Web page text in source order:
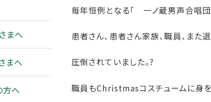
毎年恒例となる「 一ノ蔵男声合唱団
患者さん、患者さん家族、職員、ま
圧倒されていました。?
職員もChristmasコスチュームに身
まへ
まへ
方へ